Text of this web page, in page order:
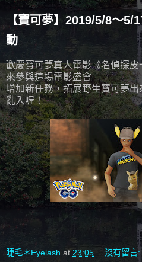
【寶可夢】2019/5/8～5/
動
歡慶寶可夢真人電影《名偵探
來參與這場電影盛會
增加新任務，拓展野生寶可夢
亂入喔！
睫毛＊Eyelash at23:05 沒有留言: